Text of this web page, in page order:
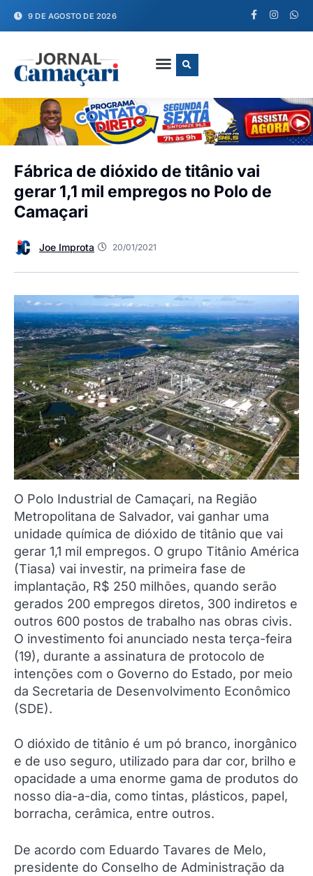
9 DE AGOSTO DE 2026
Fábrica de dióxido de titânio vai
gerar 1,1 mil empregos no Polo de
Camaçari
Joe Improta 20/01/2021
O Polo Industrial de Camaçari, na Região
Metropolitana de Salvador, vai ganhar uma
unidade química de dióxido de titânio que vai
gerar 1,1 mil empregos. O grupo Titânio América
(Tiasa) vai investir, na primeira fase de
implantação, R$ 250 milhões, quando serão
gerados 200 empregos diretos, 300 indiretos e
outros 600 postos de trabalho nas obras civis.
O investimento foi anunciado nesta terça-feira
(19), durante a assinatura de protocolo de
intenções com o Governo do Estado, por meio
da Secretaria de Desenvolvimento Econômico
(SDE).
O dióxido de titânio é um pó branco, inorgânico
e de uso seguro, utilizado para dar cor, brilho e
opacidade a uma enorme gama de produtos do
nosso dia-a-dia, como tintas, plásticos, papel,
borracha, cerâmica, entre outros.
De acordo com Eduardo Tavares de Melo,
presidente do Conselho de Administração da